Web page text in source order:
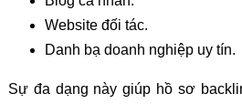
Website đối tác.
Danh bạ doanh nghiệp uy tín.
Sự đa dạng này giúp hồ sơ